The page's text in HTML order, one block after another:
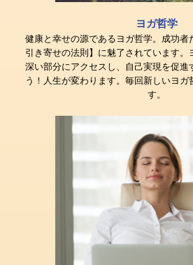
ヨガ哲学
健康と幸せの源であるヨガ哲学。成功者
引き寄せの法則】に魅了されています。
深い部分にアクセスし、自己実現を促進
う！人生が変わります。毎回新しいヨガ
す。